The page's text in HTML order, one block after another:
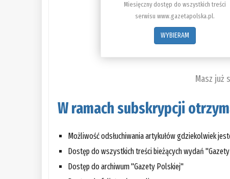
Miesięczny dostęp do wszystkich treści
serwisu www.gazetapolska.pl.
WYBIERAM
Masz już
W ramach subskrypcji
Możliwość odsłuchiwania artykułów gdziekolwiek
Dostęp do wszystkich treści bieżących wydań
Dostęp do archiwum "Gazety Polskiej"